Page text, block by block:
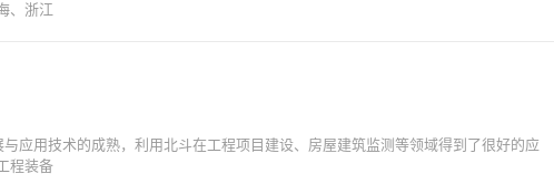
、浙江
应用技术的成熟，利用北斗在工程项目建设、房屋建筑监测等领域得到了很好的应
程装备